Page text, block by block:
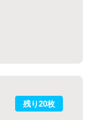
残り20枚